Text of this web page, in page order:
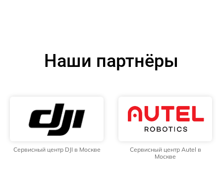
Наши партнёры
Сервисный центр DJI в Москве
Сервисный центр Autel в
Москве